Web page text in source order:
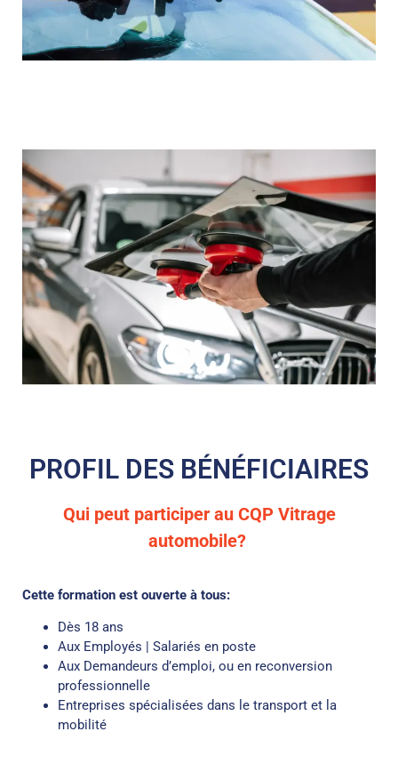
PROFIL DES BÉNÉFICIAIRES
Qui peut participer au CQP Vitrage
automobile?
Cette formation est ouverte à tous:
Dès 18 ans
Aux Employés | Salariés en poste
Aux Demandeurs d’emploi, ou en reconversion
professionnelle
Entreprises spécialisées dans le transport et la
mobilité